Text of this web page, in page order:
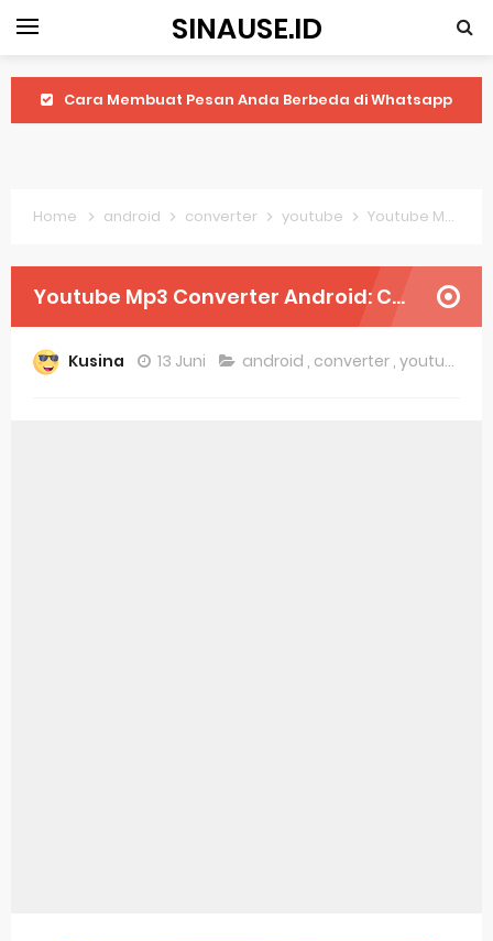
SINAUSE.ID
Cara Membuat Pesan Anda Berbeda di Whatsapp
Harga Laptop Acer Windows 10
Keytweak Windows 10
Home android converter youtube Youtube Mp3 Converter Android: Cara Mudah Mengonversi Video Menjadi Mp3
Youtube Mp3 Converter Android: Cara Mudah Mengonversi Video Menjadi Mp3
Kusina 13 Juni android , converter , youtube